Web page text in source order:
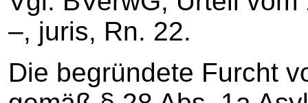
–, juris, Rn. 22.
Die begründete Furcht